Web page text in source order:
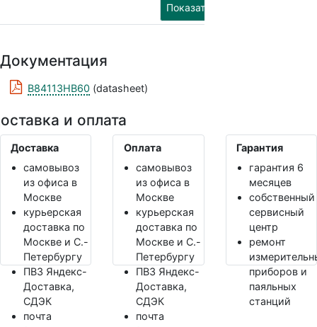
Показать похожие
Документация
B84113HB60 (datasheet)
и оплата
Доставка
самовывоз
из офиса в
Москве
курьерская
доставка по
Москве и С.-
Петербургу
ПВЗ Яндекс-
Доставка,
СДЭК
почта
Оплата
самовывоз
из офиса в
Москве
курьерская
доставка по
Москве и С.-
Петербургу
ПВЗ Яндекс-
Доставка,
СДЭК
почта
Гарантия
гарантия 6
месяцев
собственный
сервисный
центр
ремонт
приборов и
паяльных
станций